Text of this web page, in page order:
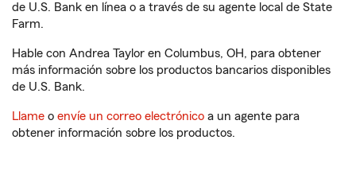
de U.S. Bank en línea o a través de su agente local de State
Farm.
Hable con Andrea Taylor en Columbus, OH, para obtener
más información sobre los productos bancarios disponibles
de U.S. Bank.
Llame o envíe un correo electrónico a un agente para
obtener información sobre los productos.